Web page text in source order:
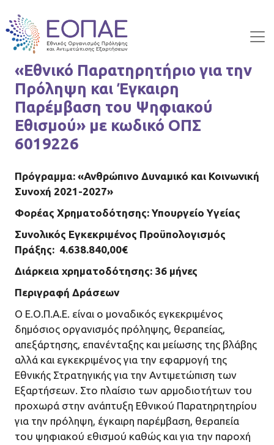
«Εθνικό Παρατηρητήριο για την
Πρόληψη και Έγκαιρη
Παρέμβαση του Ψηφιακού
Εθισμού» με κωδικό ΟΠΣ
6019226
Πρόγραμμα: «Ανθρώπινο Δυναμικό και Κοινωνική
Συνοχή 2021-2027»
Φορέας Χρηματοδότησης: Υπουργείο Υγείας
Συνολικός Εγκεκριμένος Προϋπολογισμός
Πράξης: 4.638.840,00€
Διάρκεια χρηματοδότησης: 36 μήνες
Περιγραφή Δράσεων
Ο Ε.Ο.Π.Α.Ε. είναι ο μοναδικός εγκεκριμένος
δημόσιος οργανισμός πρόληψης, θεραπείας,
απεξάρτησης, επανένταξης και μείωσης της βλάβης
αλλά και εγκεκριμένος για την εφαρμογή της
Εθνικής Στρατηγικής για την Αντιμετώπιση των
Εξαρτήσεων. Στο πλαίσιο των αρμοδιοτήτων του
προχωρά στην ανάπτυξη Εθνικού Παρατηρητηρίου
για την πρόληψη, έγκαιρη παρέμβαση, θεραπεία
του ψηφιακού εθισμού καθώς και για την παροχή